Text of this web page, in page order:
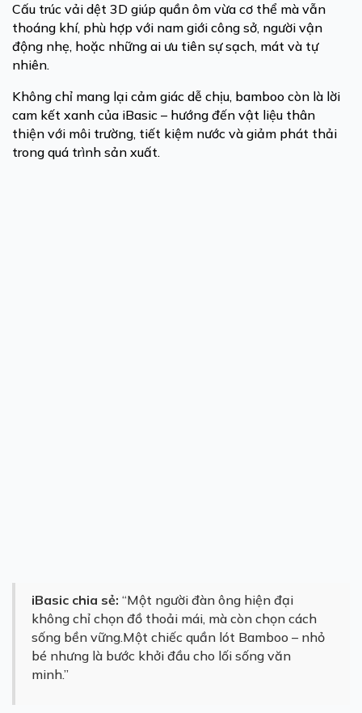
Cấu trúc vải dệt 3D giúp quần ôm vừa cơ thể mà vẫn
thoáng khí, phù hợp với nam giới công sở, người vận
động nhẹ, hoặc những ai ưu tiên sự sạch, mát và tự
nhiên.
Không chỉ mang lại cảm giác dễ chịu, bamboo còn là lời
cam kết xanh của iBasic – hướng đến vật liệu thân
thiện với môi trường, tiết kiệm nước và giảm phát thải
trong quá trình sản xuất.
iBasic chia sẻ: “Một người đàn ông hiện đại
không chỉ chọn đồ thoải mái, mà còn chọn cách
sống bền vững.Một chiếc quần lót Bamboo – nhỏ
bé nhưng là bước khởi đầu cho lối sống văn
minh.”